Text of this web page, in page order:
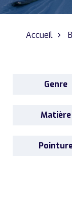
Accueil
Genre
Matière